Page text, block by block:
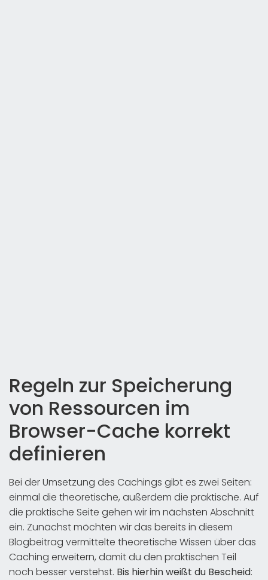
Regeln zur Speicherung
von Ressourcen im
Browser-Cache korrekt
definieren
Bei der Umsetzung des Cachings gibt es zwei Seiten:
einmal die theoretische, außerdem die praktische. Auf
die praktische Seite gehen wir im nächsten Abschnitt
ein. Zunächst möchten wir das bereits in diesem
Blogbeitrag vermittelte theoretische Wissen über das
Caching erweitern, damit du den praktischen Teil
noch besser verstehst. Bis hierhin weißt du Bescheid: